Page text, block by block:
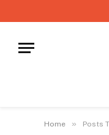
Home » Posts